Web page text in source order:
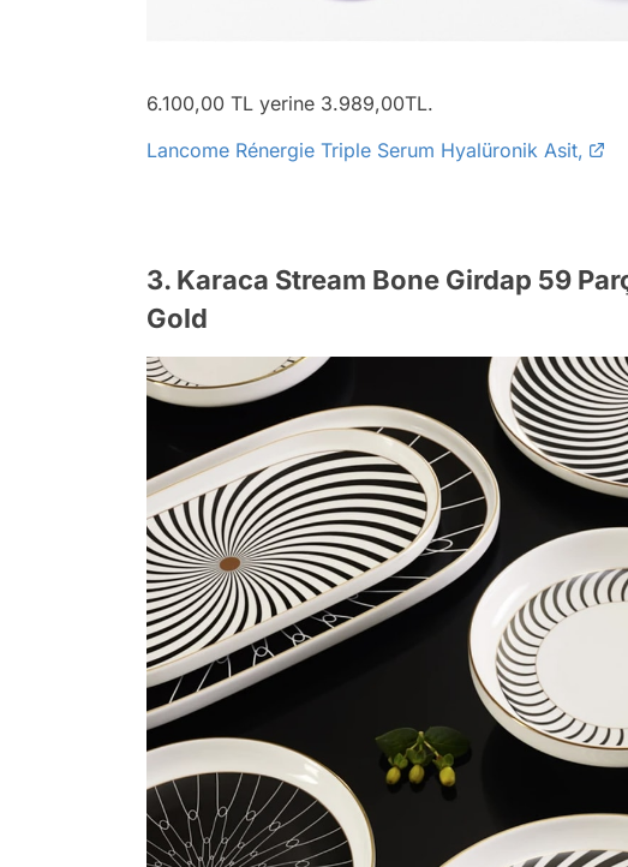
6.100,00 TL yerine 3.989,00TL.
Lancome Rénergie Triple Serum Hyalüronik Asit,
3. Karaca Stream Bone Girdap 59
Gold